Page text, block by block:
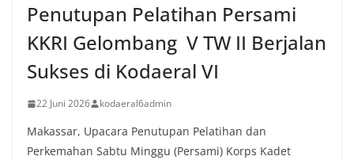
Penutupan Pelatihan Persami
KKRI Gelombang V TW II Berjalan
Sukses di Kodaeral VI
22 Juni 2026 kodaeral6admin
Makassar, Upacara Penutupan Pelatihan dan
Perkemahan Sabtu Minggu (Persami) Korps Kadet